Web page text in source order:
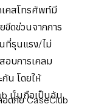
เคสโทรศัพท์มี
ขีดข่วนจากการ
ที่รุนแรง/ไม่
อบการเคลม
น โดยให้
นั้นถือเป็นอัน
อดภัย CaseClub